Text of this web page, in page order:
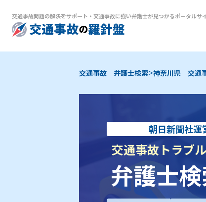
交通事故問題の解決をサポート ・ 交通事故に強い弁護士が見つかるポータルサ
交通事故 弁護士検索>神奈川県 交通
朝日新聞社運
交通事故トラブル
弁護士